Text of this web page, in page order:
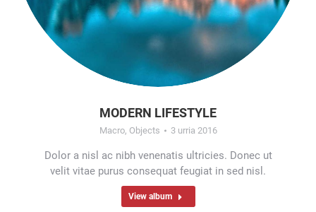
MODERN LIFESTYLE
Macro, Objects 3 urria 2016
Dolor a nisl ac nibh venenatis ultricies. Donec ut
velit vitae purus consequat feugiat in sed nisl.
View album